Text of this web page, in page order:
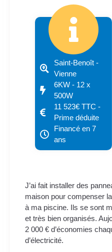
Saint-Benoît -
Vienne
6KW - 12 x
500W
11 523€ TTC -
Prime déduite
Financé en 7
ans
J’ai fait installer des
maison pour compenser
à ma piscine. Ils se sont
et très bien organisés.
2 000 € d’économies
d’électricité.